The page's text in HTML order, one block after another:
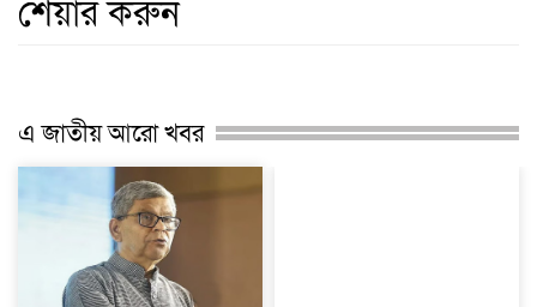
শেয়ার করুন
এ জাতীয় আরো খবর